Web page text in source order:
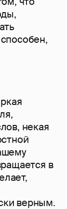
некая
в
верным.